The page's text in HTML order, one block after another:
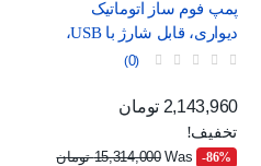
پمپ فوم ساز اتوماتیک
دیواری، قابل شارژ با USB،
طرح مینیمال سفید و آبی
0
قیمت عادی
قیمت
2,143,960 تومان
تخفیف!
‎-86%
Was 15,314,000 تومان